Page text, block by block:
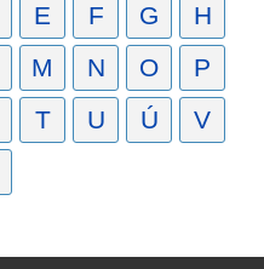
E F G
H
M N O
P
T U Ú
V